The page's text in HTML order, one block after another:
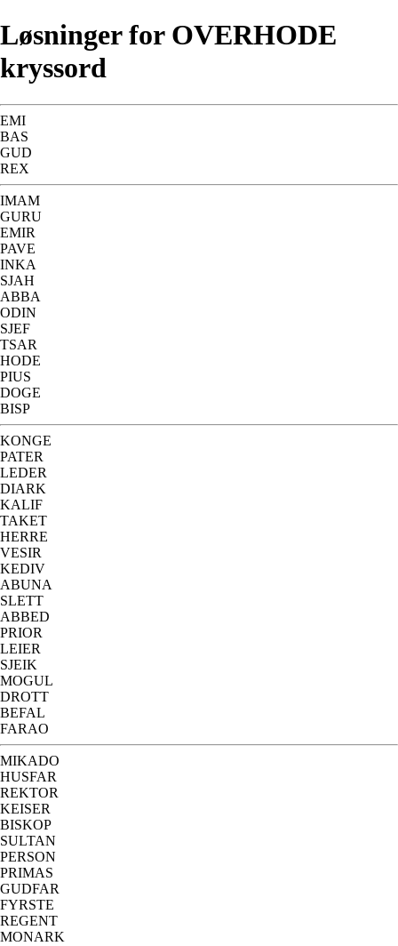
Løsninger for OVERHODE
kryssord
EMI
BAS
GUD
REX
IMAM
GURU
EMIR
PAVE
INKA
SJAH
ABBA
ODIN
SJEF
TSAR
HODE
PIUS
DOGE
BISP
KONGE
PATER
LEDER
DIARK
KALIF
TAKET
HERRE
VESIR
KEDIV
ABUNA
SLETT
ABBED
PRIOR
LEIER
SJEIK
MOGUL
DROTT
BEFAL
FARAO
MIKADO
HUSFAR
REKTOR
KEISER
BISKOP
SULTAN
PERSON
PRIMAS
GUDFAR
FYRSTE
REGENT
MONARK